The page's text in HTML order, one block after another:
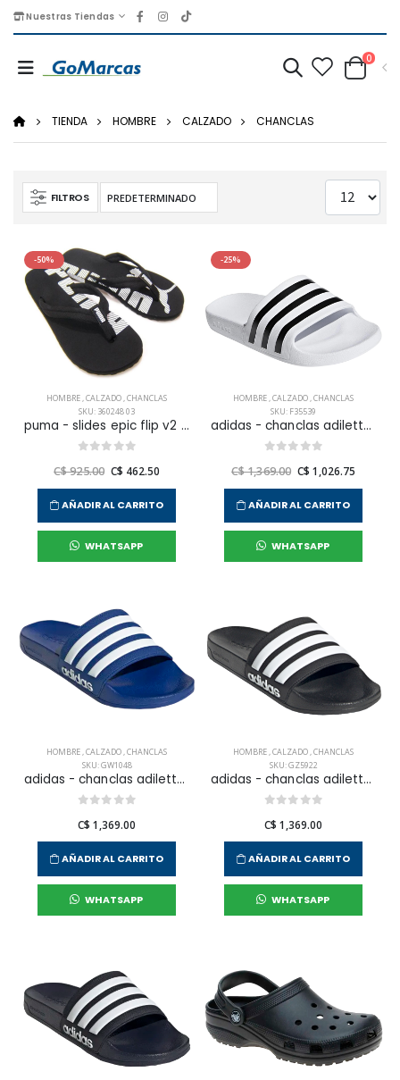
Nuestras Tiendas
0
TIENDA HOMBRE CALZADO CHANCLAS
FILTROS
-50%
HOMBRE,CALZADO,CHANCLAS
SKU: 360248 03
puma - slides epic flip v2 para hombre
C$ 925.00 C$ 462.50
AÑADIR AL CARRITO
WHATSAPP
-25%
HOMBRE,CALZADO,CHANCLAS
SKU: F35539
adidas - chanclas adilette aqua para hombre
C$ 1,369.00 C$ 1,026.75
AÑADIR AL CARRITO
WHATSAPP
HOMBRE,CALZADO,CHANCLAS
SKU: GW1048
adidas - chanclas adilette shower para hombre
C$ 1,369.00
AÑADIR AL CARRITO
WHATSAPP
HOMBRE,CALZADO,CHANCLAS
SKU: GZ5922
adidas - chanclas adilette shower para hombre
C$ 1,369.00
AÑADIR AL CARRITO
WHATSAPP